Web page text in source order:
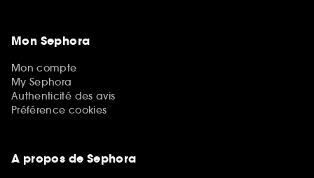
Mon Sephora
Mon compte
My Sephora
Authenticité des avis
Préférence cookies
A propos de Sephora